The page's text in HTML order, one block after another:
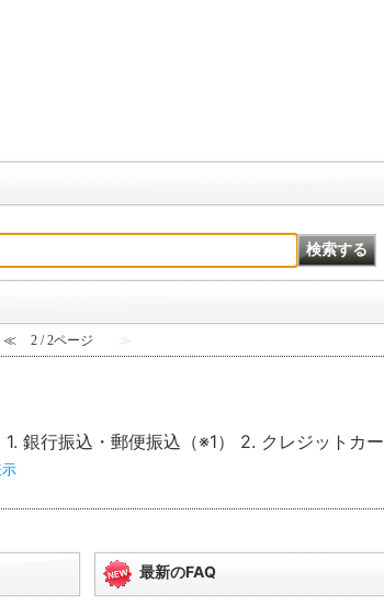
≪ 2 / 2ページ ≫
銀行振込・郵便振込（※1） 2. クレジットカ
最新のFAQ